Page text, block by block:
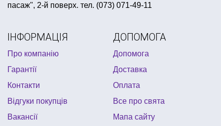
аксесуари для дитячого дня народження тачки
для декору приміщень
все для випускного
набір для дитячого дня народження ляльки лол
мильна бульбашка
свічки арома
пасаж", 2-й поверх. тел. (073) 071-49-11
ІНФОРМАЦІЯ
Про компанію
Гарантії
Контакти
Відгуки покупців
Вакансії
ДОПОМОГА
Допомога
Доставка
Оплата
Все про свята
Мапа сайту